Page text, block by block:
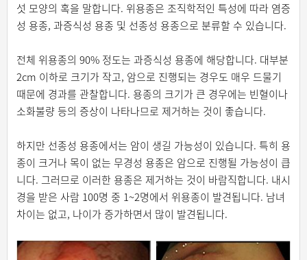
섯 모양의 혹을 말합니다. 위용종은 조직학적인 특성에 따라 염증
성 용종, 과증식성 용종 및 선종성 용종으로 분류할 수 있습니다.
전체 위용종의 90% 정도는 과증식성 용종에 해당합니다. 대부분
2cm 이하로 크기가 작고, 암으로 진행되는 경우도 매우 드물기
때문에 경과를 관찰합니다. 용종의 크기가 큰 경우에는 빈혈이나
소화불량 등의 증상이 나타나므로 제거하는 것이 좋습니다.
하지만 선종성 용종에서는 암이 생길 가능성이 있습니다. 특히 용
종이 크거나 목이 없는 무경성 용종은 암으로 진행될 가능성이 큽
니다. 그러므로 이러한 용종은 제거하는 것이 바람직합니다. 내시
경을 받은 사람 100명 중 1~2명에서 위용종이 발견됩니다. 남녀
차이는 없고, 나이가 증가하면서 많이 발견됩니다.